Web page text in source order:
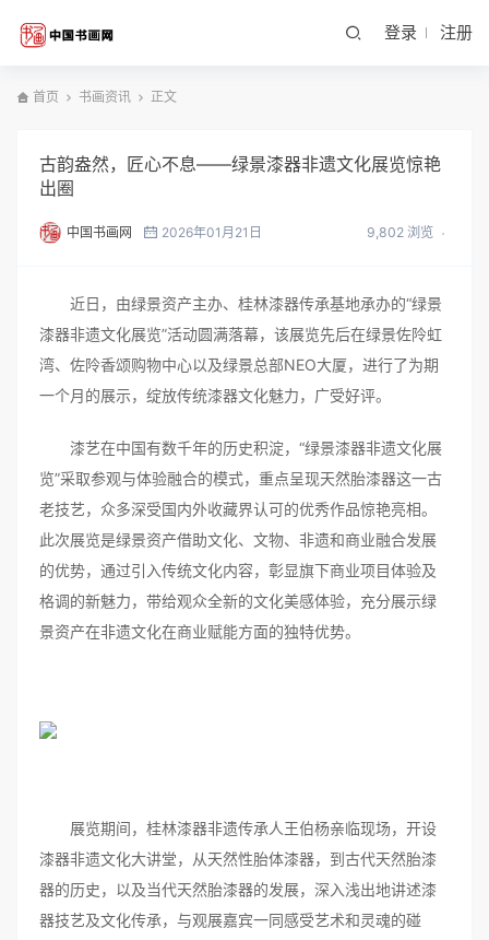
登录 注册
首页 书画资讯 正文
古韵盎然，匠心不息——绿景漆器非遗文化展览惊艳
出圈
中国书画网 2026年01月21日 9,802 浏览
近日，由绿景资产主办、桂林漆器传承基地承办的“绿景
漆器非遗文化展览”活动圆满落幕，该展览先后在绿景佐阾虹
湾、佐阾香颂购物中心以及绿景总部NEO大厦，进行了为期
一个月的展示，绽放传统漆器文化魅力，广受好评。
漆艺在中国有数千年的历史积淀，“绿景漆器非遗文化展
览”采取参观与体验融合的模式，重点呈现天然胎漆器这一古
老技艺，众多深受国内外收藏界认可的优秀作品惊艳亮相。
此次展览是绿景资产借助文化、文物、非遗和商业融合发展
的优势，通过引入传统文化内容，彰显旗下商业项目体验及
格调的新魅力，带给观众全新的文化美感体验，充分展示绿
景资产在非遗文化在商业赋能方面的独特优势。
展览期间，桂林漆器非遗传承人王伯杨亲临现场，开设
漆器非遗文化大讲堂，从天然性胎体漆器，到古代天然胎漆
器的历史，以及当代天然胎漆器的发展，深入浅出地讲述漆
器技艺及文化传承，与观展嘉宾一同感受艺术和灵魂的碰